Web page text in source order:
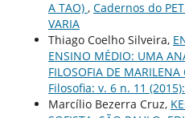
A TAO) , Cadernos do
VARIA
Thiago Coelho Silveira,
ENSINO MÉDIO: UMA
FILOSOFIA DE MARILENA
Filosofia: v. 6 n. 11
Marcílio Bezerra Cruz,